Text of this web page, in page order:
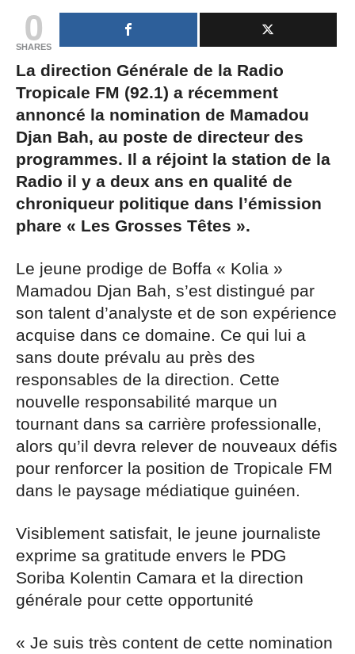
0
SHARES
La direction Générale de la Radio
Tropicale FM (92.1) a récemment
annoncé la nomination de Mamadou
Djan Bah, au poste de directeur des
programmes. Il a réjoint la station de la
Radio il y a deux ans en qualité de
chroniqueur politique dans l’émission
phare « Les Grosses Têtes ».
Le jeune prodige de Boffa « Kolia »
Mamadou Djan Bah, s’est distingué par
son talent d’analyste et de son expérience
acquise dans ce domaine. Ce qui lui a
sans doute prévalu au près des
responsables de la direction. Cette
nouvelle responsabilité marque un
tournant dans sa carrière professionalle,
alors qu’il devra relever de nouveaux défis
pour renforcer la position de Tropicale FM
dans le paysage médiatique guinéen.
Visiblement satisfait, le jeune journaliste
exprime sa gratitude envers le PDG
Soriba Kolentin Camara et la direction
générale pour cette opportunité
« Je suis très content de cette nomination